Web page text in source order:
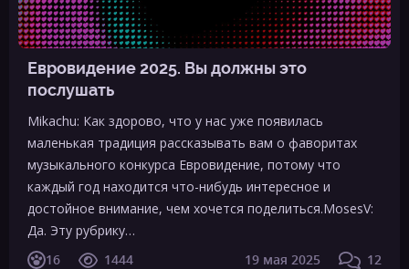
Евровидение 2025. Вы должны это
послушать
Mikachu: Как здорово, что у нас уже появилась
маленькая традиция рассказывать вам о фаворитах
музыкального конкурса Евровидение, потому что
каждый год находится что-нибудь интересное и
достойное внимание, чем хочется поделиться.MosesV:
Да. Эту рубрику…
16
1444 19 мая 2025 12